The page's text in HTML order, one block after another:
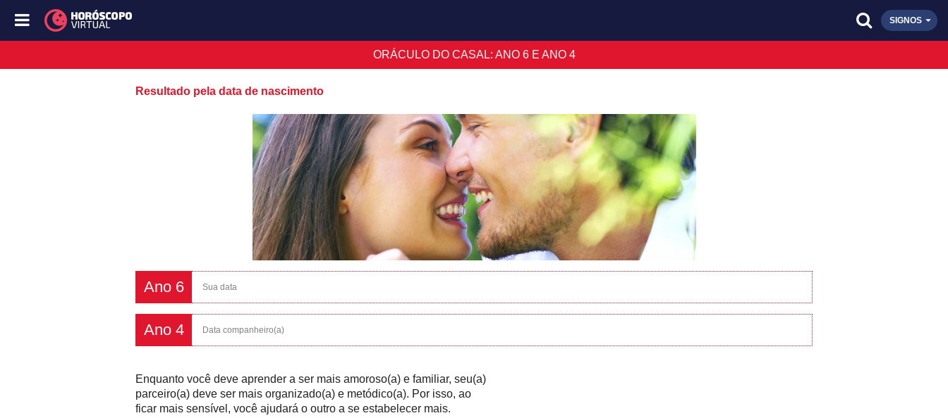
SIGNOS
ORÁCULO DO CASAL: ANO 6 E ANO 4
Resultado pela data de nascimento
Ano 6 Sua data
Ano 4 Data companheiro(a)
Enquanto você deve aprender a ser mais amoroso(a) e familiar, seu(a)
parceiro(a) deve ser mais organizado(a) e metódico(a). Por isso, ao
ficar mais sensível, você ajudará o outro a se estabelecer mais.